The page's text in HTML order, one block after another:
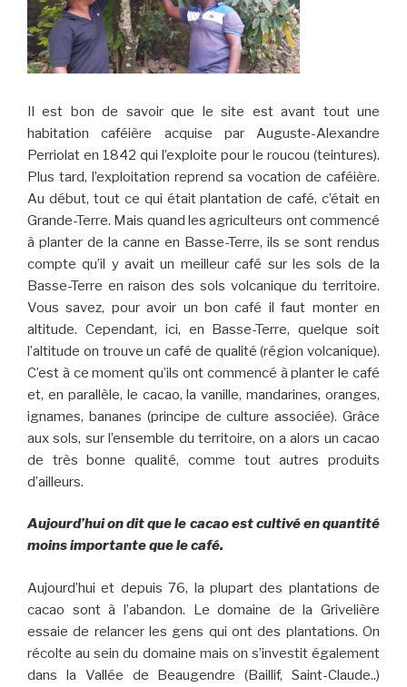
Il est bon de savoir que le site est avant tout une
habitation caféière acquise par Auguste-Alexandre
Perriolat en 1842 qui l’exploite pour le roucou (teintures).
Plus tard, l’exploitation reprend sa vocation de caféière.
Au début, tout ce qui était plantation de café, c’était en
Grande-Terre. Mais quand les agriculteurs ont commencé
à planter de la canne en Basse-Terre, ils se sont rendus
compte qu’il y avait un meilleur café sur les sols de la
Basse-Terre en raison des sols volcanique du territoire.
Vous savez, pour avoir un bon café il faut monter en
altitude. Cependant, ici, en Basse-Terre, quelque soit
l’altitude on trouve un café de qualité (région volcanique).
C’est à ce moment qu’ils ont commencé à planter le café
et, en parallèle, le cacao, la vanille, mandarines, oranges,
ignames, bananes (principe de culture associée). Grâce
aux sols, sur l’ensemble du territoire, on a alors un cacao
de très bonne qualité, comme tout autres produits
d’ailleurs.
Aujourd’hui on dit que le cacao est cultivé en quantité
moins importante que le café.
Aujourd’hui et depuis 76, la plupart des plantations de
cacao sont à l’abandon. Le domaine de la Grivelière
essaie de relancer les gens qui ont des plantations. On
récolte au sein du domaine mais on s’investit également
dans la Vallée de Beaugendre (Baillif, Saint-Claude..)